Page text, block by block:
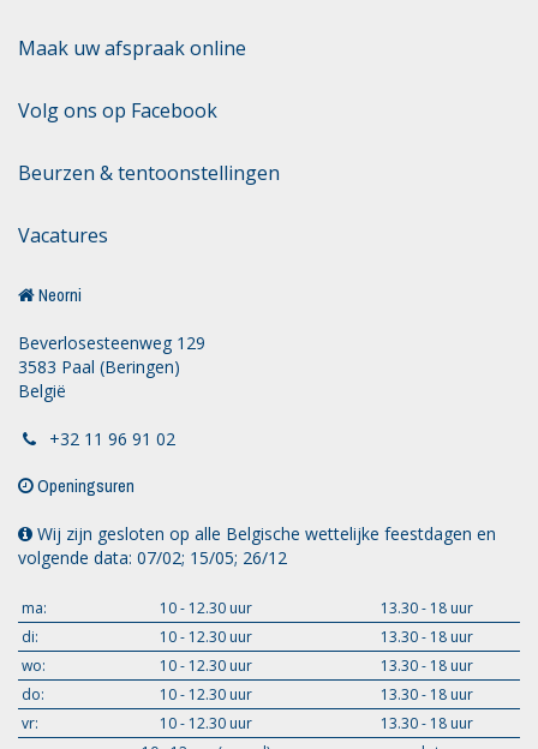
Maak uw afspraak online
Volg ons op Facebook
Beurzen & tentoonstellingen
Vacatures
Neorni
Beverlosesteenweg 129
3583 Paal (Beringen)
België
+32 11 96 91 02
Openingsuren
Wij zijn gesloten op alle Belgische wettelijke feestdagen en
volgende data: 07/02; 15/05; 26/12
ma: 10 - 12.30 uur
13.30 - 18 uur
di:
10 - 12.30 uur
13.30 - 18 uur
wo:
10 - 12.30 uur
13.30 - 18 uur
do:
10 - 12.30 uur
13.30 - 18 uur
vr:
10 - 12.30 uur
13.30 - 18 uur